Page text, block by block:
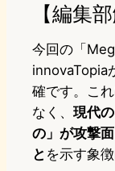
【編集
今回の「
innovaTopia
確です。こ
なく、 現代
の」が攻撃
と を示す象